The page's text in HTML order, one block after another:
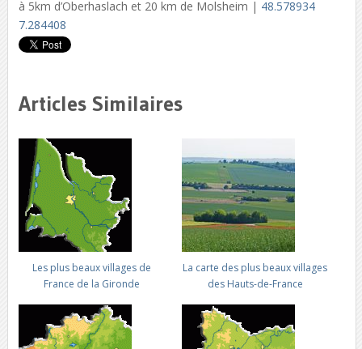
à 5km d’Oberhaslach et 20 km de Molsheim | 48.578934
7.284408
Articles Similaires
Les plus beaux villages de
France de la Gironde
La carte des plus beaux villages
des Hauts-de-France